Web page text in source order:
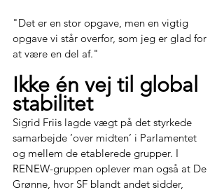
"Det er en stor opgave, men en vigtig
opgave vi står overfor, som jeg er glad for
at være en del af."
Ikke én vej til global
stabilitet
Sigrid Friis lagde vægt på det styrkede
samarbejde ’over midten’ i Parlamentet
og mellem de etablerede grupper. I
RENEW-gruppen oplever man også at De
Grønne, hvor SF blandt andet sidder,